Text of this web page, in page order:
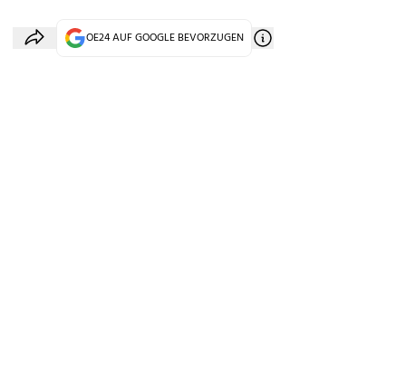
OE24 AUF GOOGLE BEVORZUGEN